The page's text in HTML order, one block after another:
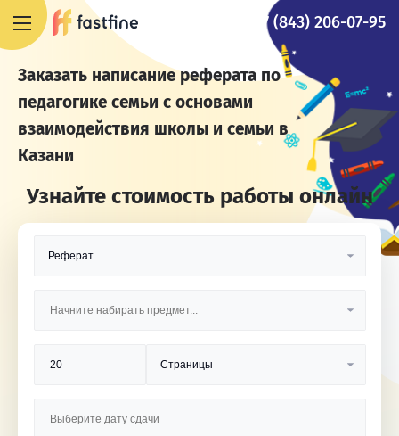
+7 (843) 206-07-95
Заказать написание реферата по
педагогике семьи с основами
взаимодействия школы и семьи в
Казани
Узнайте стоимость работы онлайн